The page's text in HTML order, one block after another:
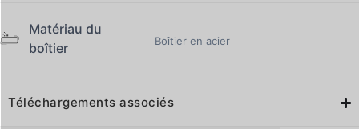
Matériau du
boîtier
Boîtier en acier
Téléchargements associés